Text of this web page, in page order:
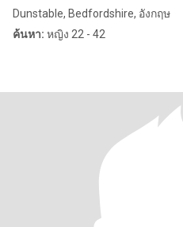
Dunstable, Bedfordshire, อังกฤษ
ค้นหา: หญิง 22 - 42